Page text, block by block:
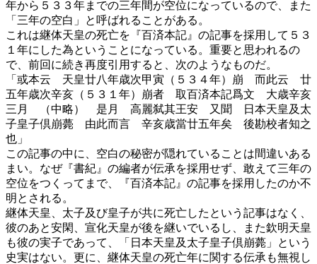
年から５３３年までの三年間が空位になっているので、また
「三年の空白」と呼ばれることがある。
これは継体天皇の死亡を『百済本記』の記事を採用して５３
１年にした為ということになっている。重要と思われるの
で、前回に続き再度引用すると、次のようなものだ。
「或本云 天皇廿八年歳次甲寅（５３４年）崩 而此云 廿
五年歳次辛亥（５３１年）崩者 取百済本記爲文 大歳辛亥
三月 （中略） 是月 高麗弑其王安 又聞 日本天皇及太
子皇子倶崩薨 由此而言 辛亥歳當廿五年矣 後勘校者知之
也」
この記事の中に、空白の秘密が隠れていることは間違いある
まい。なぜ『書紀』の編者が伝承を採用せず、敢えて三年の
空位をつくってまで、『百済本記』の記事を採用したのか不
明とされる。
継体天皇、太子及び皇子が共に死亡したという記事はなく、
彼のあと安閑、宣化天皇が後を継いでいるし、また欽明天皇
も彼の実子であって、「日本天皇及太子皇子倶崩薨」という
史実はない。更に、継体天皇の死亡年に関する伝承も無視し